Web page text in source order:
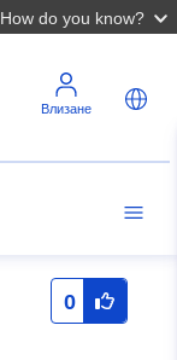
How do you know?
Влизане
0